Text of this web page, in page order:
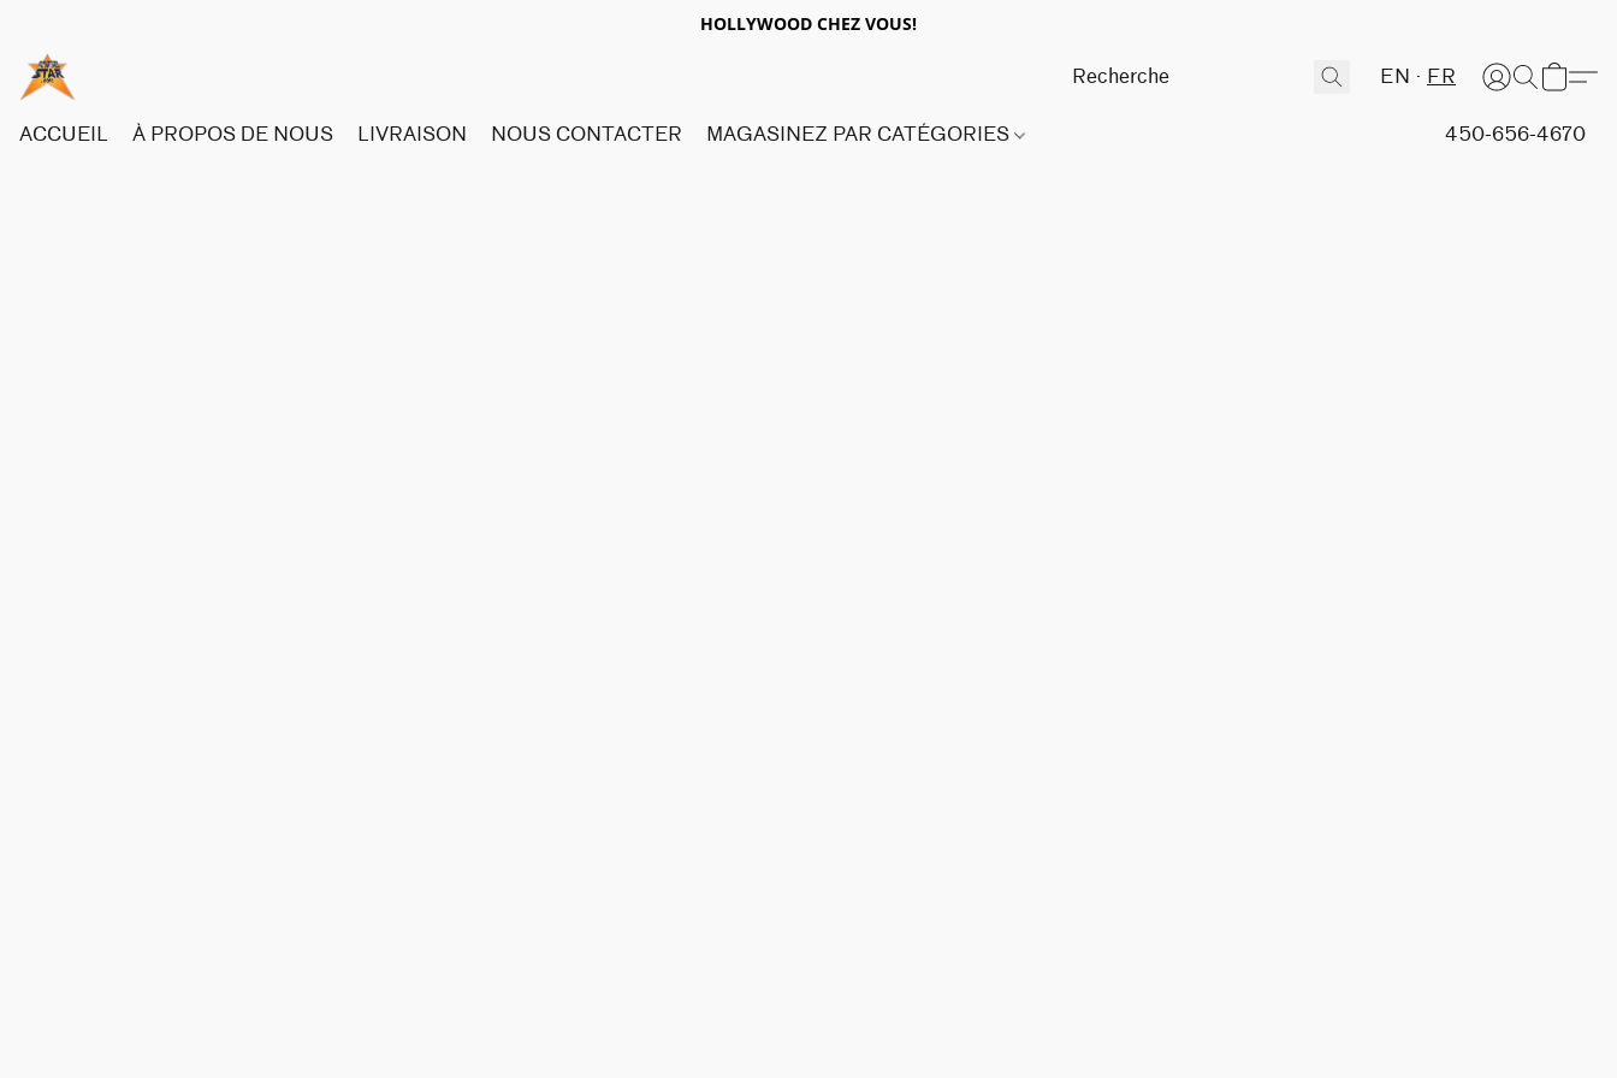
HOLLYWOOD CHEZ VOUS!
EN FR
ACCUEIL À PROPOS DE NOUS LIVRAISON NOUS CONTACTER MAGASINEZ PAR CATÉGORIES 450-656-4670